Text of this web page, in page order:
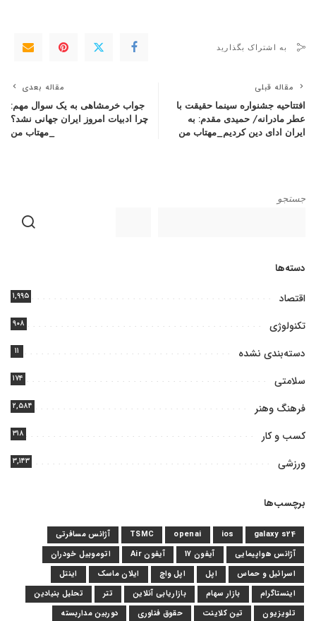
به اشتراک بگذارید
مقاله قبلی
افتتاحیه جشنواره سینما حقیقت با
عطر مادرانه/ حمیدی مقدم: به
ایران ادای دین کردیم_مهتاب من
مقاله بعدی
جواب خرمشاهی به یک سوال مهم:
چرا ادبیات امروز ایران جهانی نشد؟
_مهتاب من
جستجو
دسته‌ها
اقتصاد ۱,۹۹۵
تکنولوژی ۹۰۸
دسته‌بندی نشده ۱۱
سلامتی ۱۷۴
فرهنگ وهنر ۲,۵۸۴
کسب و کار ۳۱۸
ورزشی ۳,۱۴۳
برچسب‌ها
galaxy s24
ios
openai
TSMC
آژانس مسافرتی
آژانس هواپیمایی
آیفون 17 آیفون Air
اتوموبیل خودران
اسرائیل و حماس
اپل اپل واچ ایلان ماسک
اینتل
اینستاگرام
بازار سهام بازاریابی آنلاین تتر
تحلیل بنیادین
تلویزیون
تین کلاینت حقوق فناوری
دوربین مداربسته